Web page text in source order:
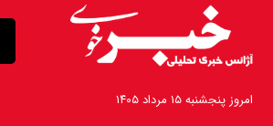
امروز پنجشنبه ۱۵ مرداد ۱۴۰۵